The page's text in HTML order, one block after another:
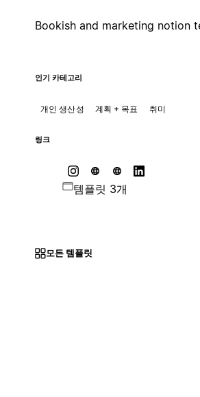
Bookish and marketing notion
인기 카테고리
개인 생산성 계획 + 목표 취미
링크
템플릿 3개
모든 템플릿